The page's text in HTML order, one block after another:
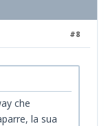
#8
che
la sua